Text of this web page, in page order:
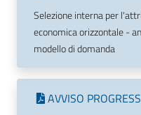
Selezione interna per
economica orizzontale -
modello di domanda
AVVISO